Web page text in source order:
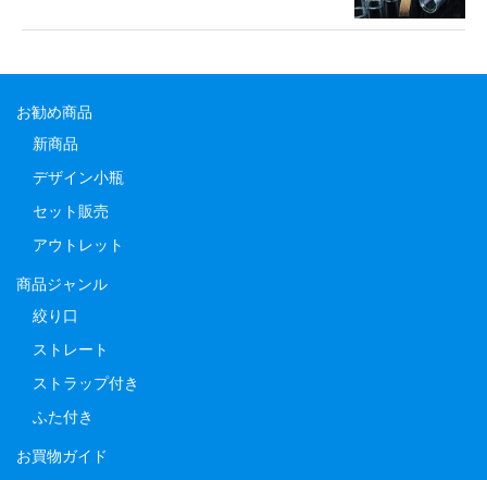
お勧め商品
新商品
デザイン小瓶
セット販売
アウトレット
商品ジャンル
絞り口
ストレート
ストラップ付き
ふた付き
お買物ガイド